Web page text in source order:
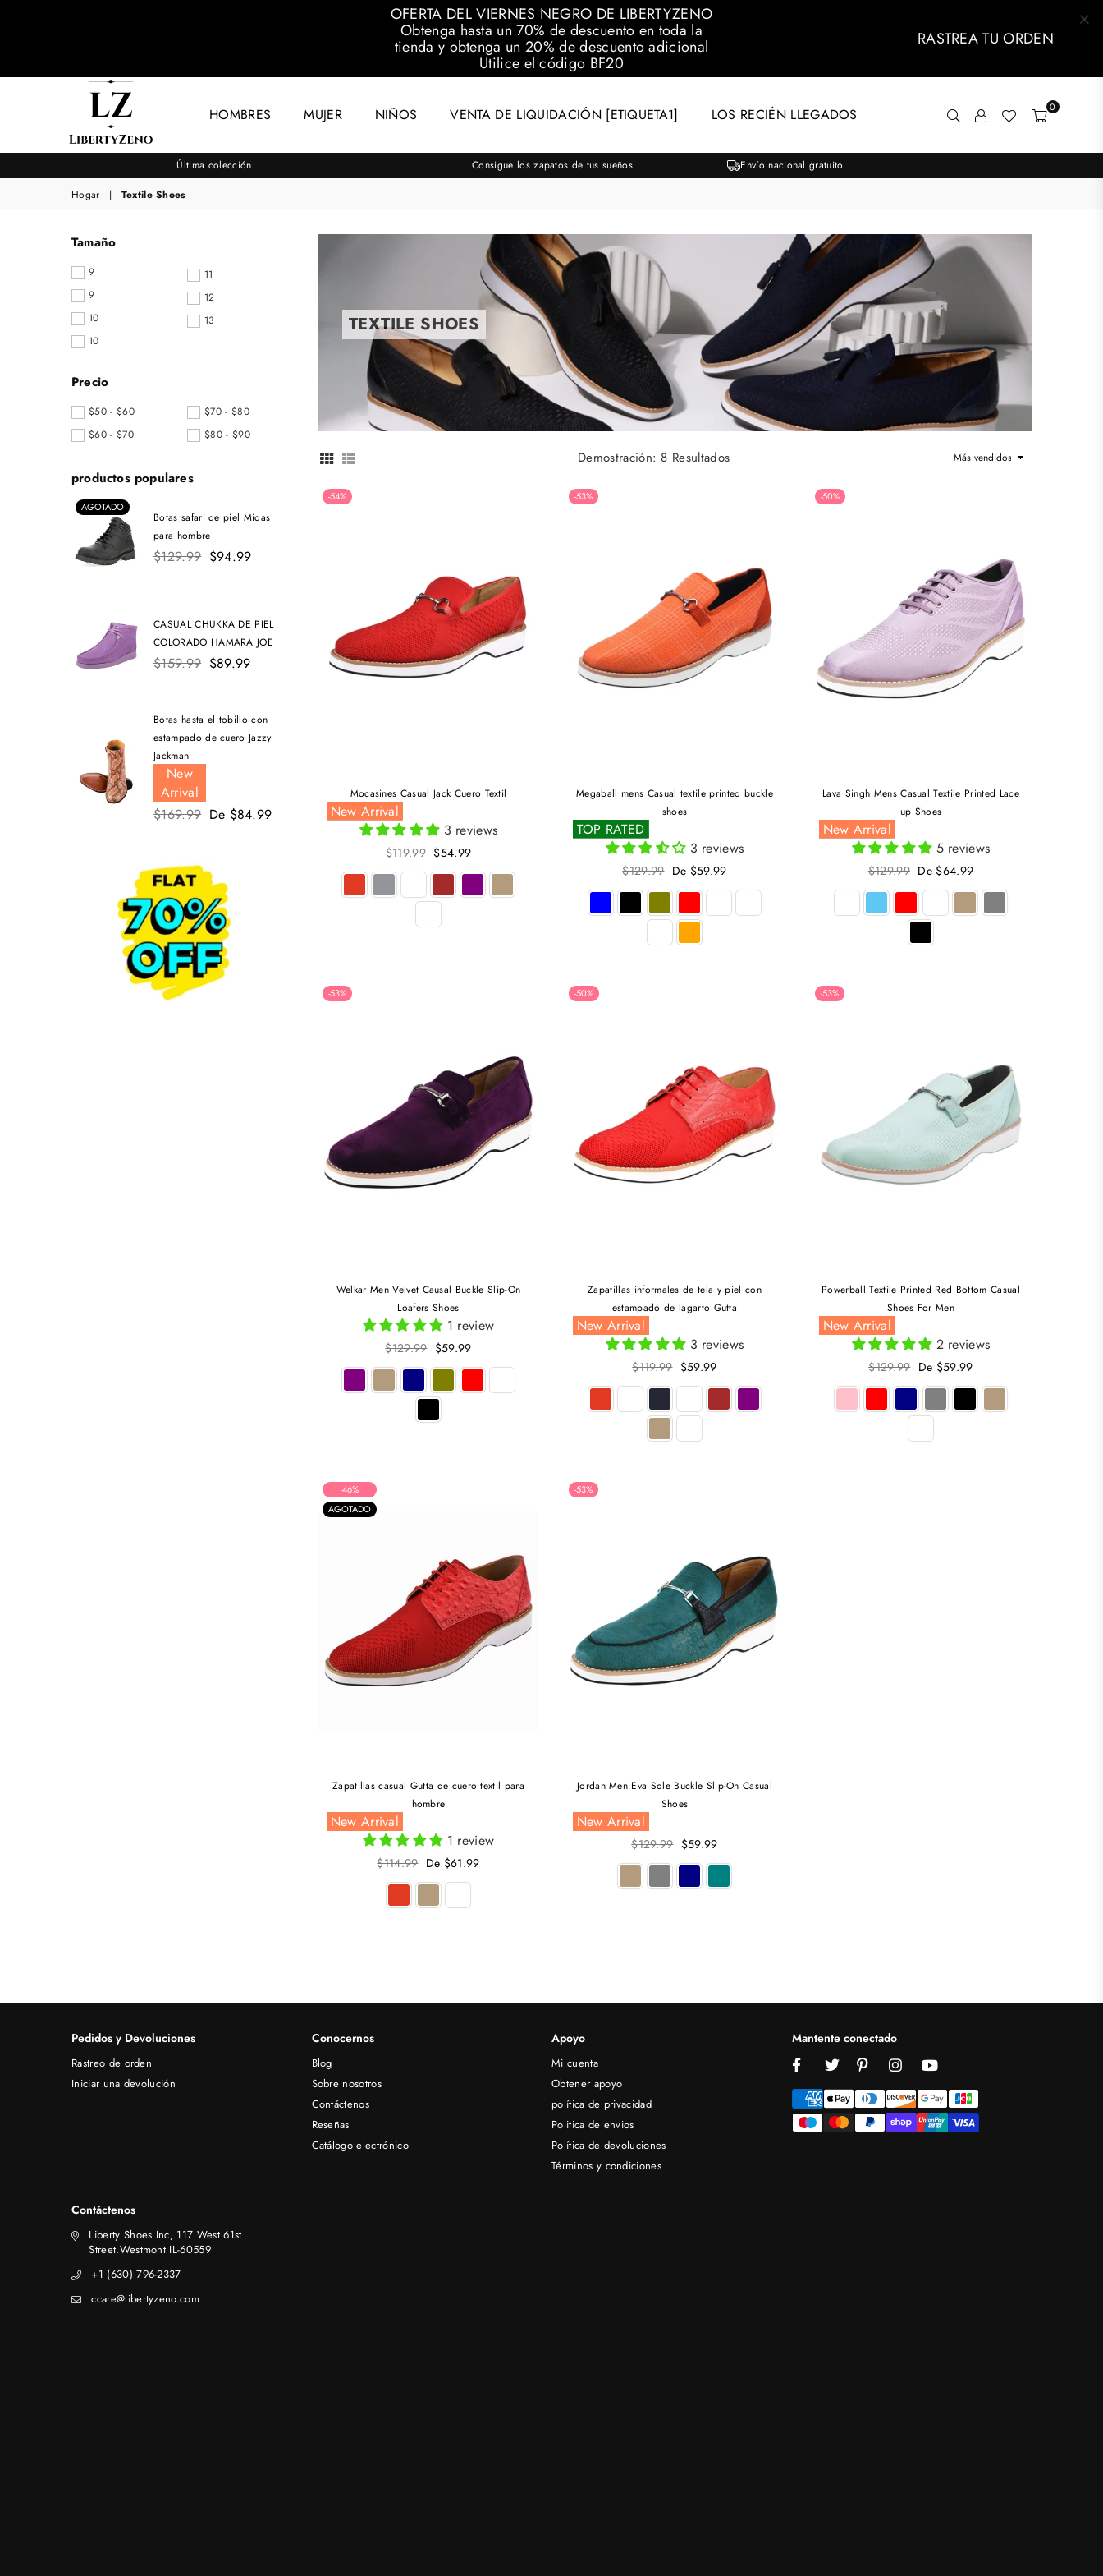
OFERTA DEL VIERNES NEGRO DE LIBERTYZENO
Obtenga hasta un 70% de descuento en toda la
tienda y obtenga un 20% de descuento adicional
Utilice el código BF20
RASTREA TU ORDEN
LIBERTYZENO
HOMBRES MUJER NIÑOS VENTA DE LIQUIDACIÓN [ETIQUETA1] LOS RECIÉN LLEGADOS 0
Última colección Consigue los zapatos de tus sueños Envío nacional gratuito
Hogar | Textile Shoes
TEXTILE SHOES
Demostración: 8 Resultados Ordenar
-54%
Mocasines Casual Jack Cuero Textil
New Arrival
3 reviews
Precio
habitual
$119.99 $54.99
-53%
Megaball mens Casual textile printed buckle
shoes
TOP RATED
3 reviews
Precio
habitual
$129.99 De $59.99
-50%
Lava Singh Mens Casual Textile Printed Lace
up Shoes
New Arrival
5 reviews
Precio
habitual
$129.99 De $64.99
-53%
Welkar Men Velvet Causal Buckle Slip-On
Loafers Shoes
1 review
Precio
habitual
$129.99 $59.99
-50%
Zapatillas informales de tela y piel con
estampado de lagarto Gutta
New Arrival
3 reviews
Precio
habitual
$119.99 $59.99
-53%
Powerball Textile Printed Red Bottom Casual
Shoes For Men
New Arrival
2 reviews
Precio
habitual
$129.99 De $59.99
-46%
AGOTADO
Zapatillas casual Gutta de cuero textil para
hombre
New Arrival
1 review
Precio
habitual
$114.99 De $61.99
-53%
Jordan Men Eva Sole Buckle Slip-On Casual
Shoes
New Arrival
Precio
habitual
$129.99 $59.99
Tamaño
9
9
10
10
11
12
13
Precio
$50 - $60
$60 - $70
$70 - $80
$80 - $90
productos populares
AGOTADO
Botas safari de piel Midas
para hombre
Precio
$129.99 $94.99
CASUAL CHUKKA DE PIEL
COLORADO HAMARA JOE
Precio
$159.99 $89.99
Botas hasta el tobillo con
estampado de cuero Jazzy
Jackman
New
Arrival
Precio
$169.99 De $84.99
Pedidos y Devoluciones
Rastreo de orden
Iniciar una devolución
Conocernos
Blog
Sobre nosotros
Contáctenos
Reseñas
Catálogo electrónico
Apoyo
Mi cuenta
Obtener apoyo
política de privacidad
Politica de envios
Política de devoluciones
Términos y condiciones
Mantente conectado
FacebookTwitter Pinterest Instagram
Contáctenos
Liberty Shoes Inc, 117 West 61st
Street.Westmont IL-60559
+1 (630) 796-2337
ccare@libertyzeno.com